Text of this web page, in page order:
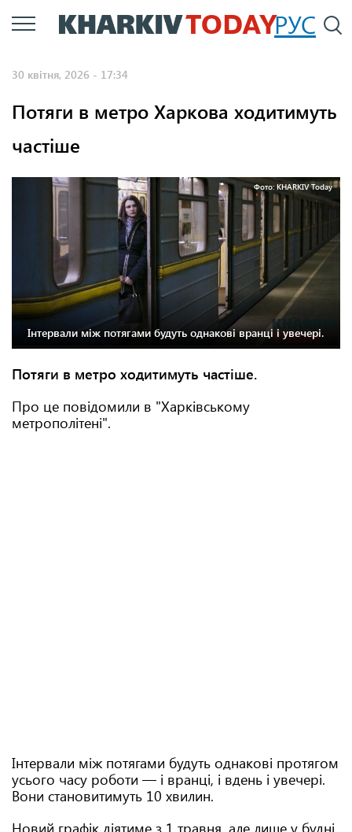
Перейти
до
РУС
30 квітня, 2026 - 17:34
Потяги в метро Харкова ходитимуть
частіше
Фото: KHARKIV Today
Інтервали між потягами будуть однакові вранці і увечері.
Потяги в метро ходитимуть частіше.
Про це повідомили в "Харківському
метрополітені".
Інтервали між потягами будуть однакові протягом
усього часу роботи — і вранці, і вдень і увечері.
Вони становитимуть 10 хвилин.
Новий графік діятиме з 1 травня, але лише у будні